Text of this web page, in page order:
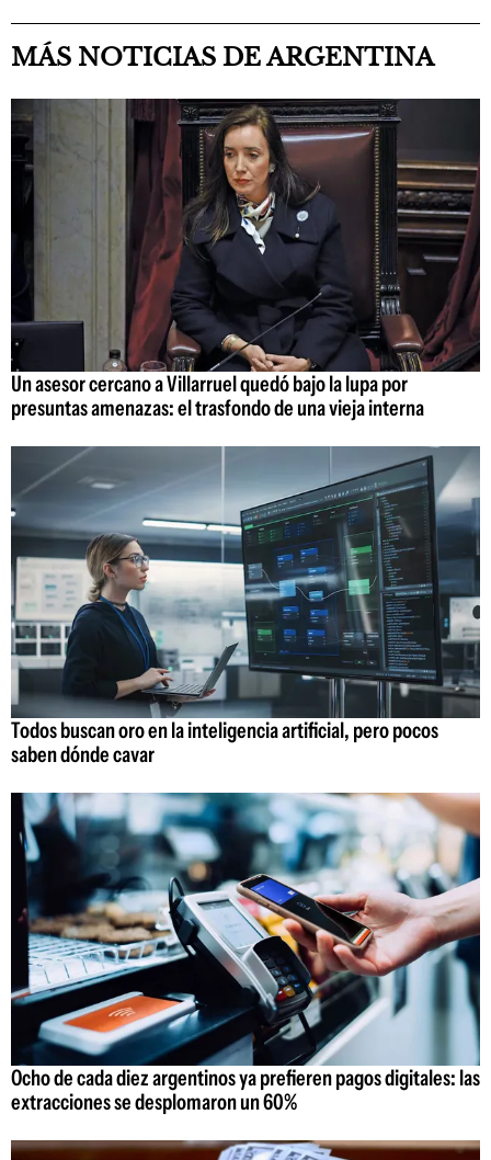
MÁS NOTICIAS DE ARGENTINA
Un asesor cercano a Villarruel quedó bajo la lupa por
presuntas amenazas: el trasfondo de una vieja interna
Todos buscan oro en la inteligencia artificial, pero pocos
saben dónde cavar
Ocho de cada diez argentinos ya prefieren pagos digitales: las
extracciones se desplomaron un 60%